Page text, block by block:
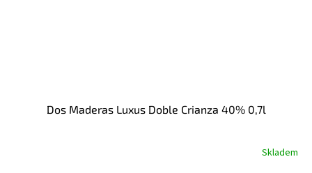
Dos Maderas Luxus Doble Crianza 40% 0,7l
Skladem